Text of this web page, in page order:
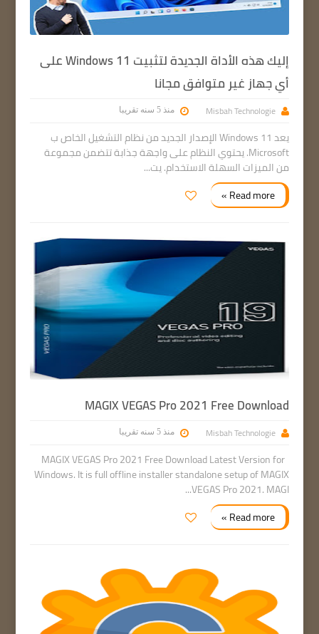
إليك هذه الأداة الجديدة لتثبيت Windows 11 على
أي جهاز غير متوافق مجانا
Misbah Technologie منذ 5 سنه تقريبا
يعد Windows 11 الإصدار الجديد من نظام التشغيل الخاص ب
Microsoft. يحتوي النظام على واجهة جذابة تتضمن مجموعة
من الميزات السهلة الاستخدام. يت...
Read more »
MAGIX VEGAS Pro 2021 Free Download
Misbah Technologie منذ 5 سنه تقريبا
MAGIX VEGAS Pro 2021 Free Download Latest Version for
Windows. It is full offline installer standalone setup of MAGIX
VEGAS Pro 2021. MAGI...
Read more »